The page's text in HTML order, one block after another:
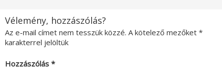
Vélemény, hozzászólás?
Az e-mail címet nem tesszük közzé. A kötelező mezőket *
karakterrel jelöltük
Hozzászólás *